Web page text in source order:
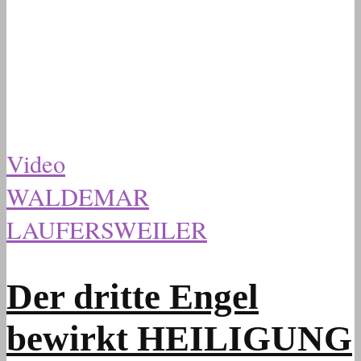
Video
WALDEMAR
LAUFERSWEILER
Der dritte Engel
bewirkt HEILIGUNG